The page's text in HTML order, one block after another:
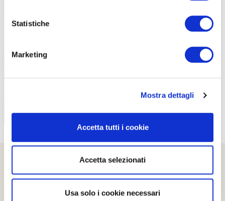
Statistiche
Marketing
Mostra dettagli
Accetta tutti i cookie
Accetta selezionati
Usa solo i cookie necessari